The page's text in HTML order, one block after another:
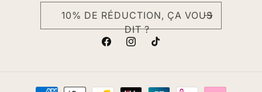
10% DE RÉDUCTION, ÇA VOUS
DIT ?
FacebookInstagramTikTok
Moyens